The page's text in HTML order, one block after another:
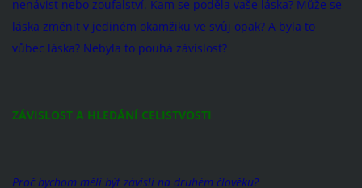
nenávist nebo zoufalství. Kam se poděla vaše láska? Může se
láska změnit v jediném okamžiku ve svůj opak? A byla to
vůbec láska? Nebyla to pouhá závislost?
ZÁVISLOST A HLEDÁNÍ CELISTVOSTI
Proč bychom měli být závislí na druhém člověku?